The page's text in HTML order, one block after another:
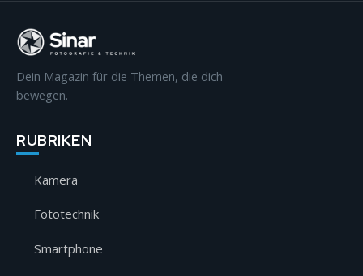
Dein Magazin für die Themen, die dich
bewegen.
RUBRIKEN
Kamera
Fototechnik
Smartphone